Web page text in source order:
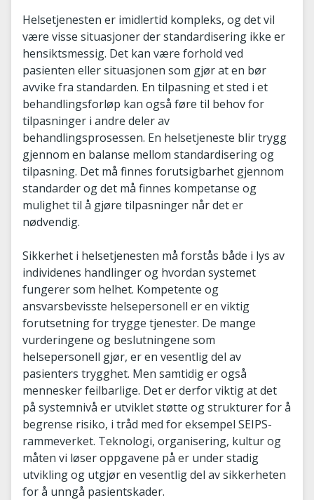
Helsetjenesten er imidlertid kompleks, og det vil
være visse situasjoner der standardisering ikke er
hensiktsmessig. Det kan være forhold ved
pasienten eller situasjonen som gjør at en bør
avvike fra standarden. En tilpasning et sted i et
behandlingsforløp kan også føre til behov for
tilpasninger i andre deler av
behandlingsprosessen. En helsetjeneste blir trygg
gjennom en balanse mellom standardisering og
tilpasning. Det må finnes forutsigbarhet gjennom
standarder og det må finnes kompetanse og
mulighet til å gjøre tilpasninger når det er
nødvendig.
Sikkerhet i helsetjenesten må forstås både i lys av
individenes handlinger og hvordan systemet
fungerer som helhet. Kompetente og
ansvarsbevisste helsepersonell er en viktig
forutsetning for trygge tjenester. De mange
vurderingene og beslutningene som
helsepersonell gjør, er en vesentlig del av
pasienters trygghet. Men samtidig er også
mennesker feilbarlige. Det er derfor viktig at det
på systemnivå er utviklet støtte og strukturer for å
begrense risiko, i tråd med for eksempel SEIPS-
rammeverket. Teknologi, organisering, kultur og
måten vi løser oppgavene på er under stadig
utvikling og utgjør en vesentlig del av sikkerheten
for å unngå pasientskader.